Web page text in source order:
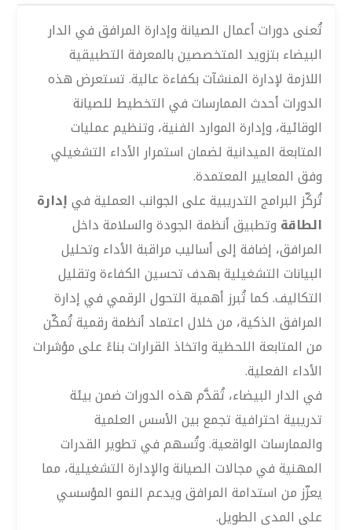
تُعنى دورات أعمال الصيانة وإدارة المرافق في الدار
البيضاء بتزويد المتخصصين بالمعرفة التطبيقية
اللازمة لإدارة المنشآت بكفاءة عالية. تستعرض هذه
الدورات أحدث الممارسات في التخطيط للصيانة
الوقائية، وإدارة الموارد الفنية، وتنظيم عمليات
المتابعة الميدانية لضمان استمرار الأداء التشغيلي
وفق المعايير المعتمدة.
تُركّز البرامج التدريبية على الجوانب العملية فيإدارة
الطاقة وتطبيق أنظمة الجودة والسلامة داخل
المرافق، إضافة إلى أساليب مراقبة الأداء وتحليل
البيانات التشغيلية بهدف تحسين الكفاءة وتقليل
التكاليف. كما تُبرز أهمية التحول الرقمي في إدارة
المرافق الذكية، من خلال اعتماد أنظمة رقمية تُمكّن
من المتابعة اللحظية واتخاذ القرارات بناءً على مؤشرات
الأداء الفعلية.
في الدار البيضاء، تُقدَّم هذه الدورات ضمن بيئة
تدريبية احترافية تجمع بين الأسس العلمية
والممارسات الواقعية. وتُسهم في تطوير القدرات
المهنية في مجالات الصيانة والإدارة التشغيلية، مما
يعزّز من استدامة المرافق ويدعم النمو المؤسسي
على المدى الطويل.